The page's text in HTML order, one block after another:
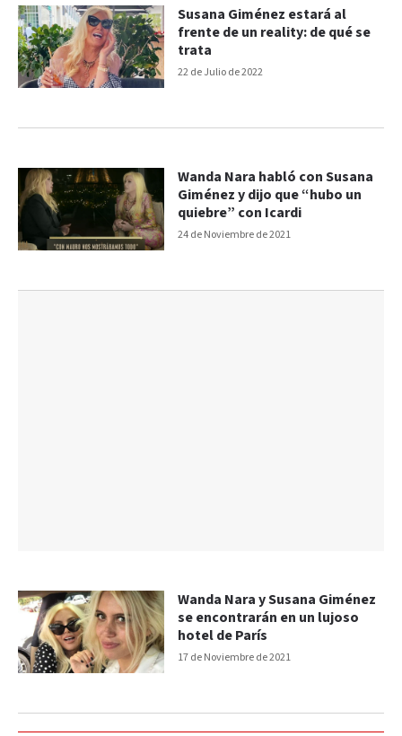
22 de Julio de 2022
Susana Giménez estará al
frente de un reality: de qué se
trata
24 de Noviembre de 2021
Wanda Nara habló con Susana
Giménez y dijo que “hubo un
quiebre” con Icardi
17 de Noviembre de 2021
Wanda Nara y Susana Giménez
se encontrarán en un lujoso
hotel de París